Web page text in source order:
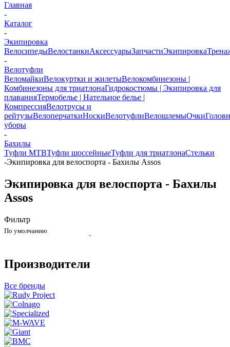
Главная
-
Каталог
-
Экипировка
ВелосипедыВелостанкиАксессуарыЗапчастиЭкипировка
-
Велотуфли
ВеломайкиВелокуртки и жилетыВелокомбинезоны |
Комбинезоны для триатлонаГидрокостюмы | Экипировка для
плаванияТермобелье | Нательное белье |
КомпрессияВелотрусы и
рейтузыВелоперчаткиНоскиВелотуфлиВелошлемыОчки
уборы
-
Бахилы
Туфли MTBТуфли шоссейныеТуфли для триатлонаСтельки
-Экипировка для велоспорта - Бахилы Assos
Экипировка для велоспорта - Бахилы
Assos
Фильтр
По умолчанию
Производители
Все бренды